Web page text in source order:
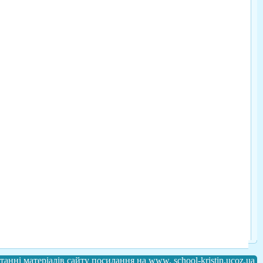
матеріалів сайту посилання на www. school-kristin.ucoz.ua